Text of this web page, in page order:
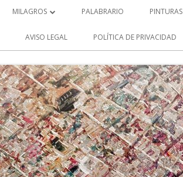
MILAGROS
MILAGROS (2)
PALABRARIO PINTURAS
AVISO LEGAL POLÍTICA DE PRIVACIDAD